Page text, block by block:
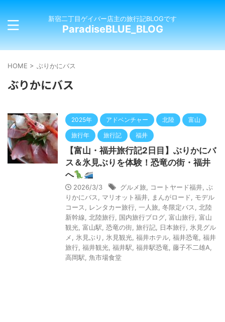
新宿二丁目ゲイバー店主の旅行記BLOGです
ParadiseBLUE_BLOG
HOME > ぶりかにバス
ぶりかにバス
2025年 アドベンチャー 北陸 富山
旅行年 旅行記 福井
【富山・福井旅行記2日目】ぶりかにバ
ス＆氷見ぶりを体験！恐竜の街・福井
へ
2026/3/3 グルメ旅 コートヤード福井 ぶ
りかにバス
マリオット福井 まんがロード
モデル
コース
レンタカー旅行 一人旅 冬限定バス
北陸
新幹線 北陸旅行 国内旅行ブログ 富山旅行 富山
観光 富山駅 恐竜の街 旅行記 日本旅行 氷見グル
メ
氷見ぶり 氷見観光 福井ホテル 福井恐竜 福井
旅行 福井観光 福井駅 福井駅恐竜 藤子不二雄A
高岡駅 魚市場食堂